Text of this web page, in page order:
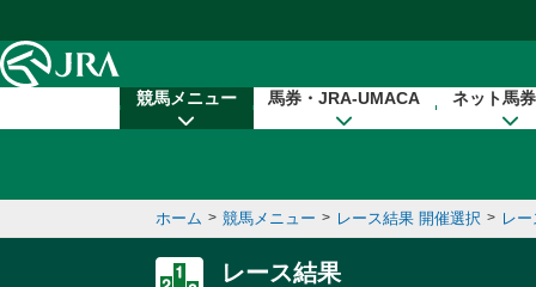
競馬メニュー 馬券・JRA-UMACA ネット馬
ホーム > 競馬メニュー > レース結果 開催選択 > レ
レース結果